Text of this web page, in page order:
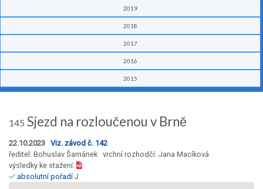
2019
2018
2017
2016
2015
145 Sjezd na rozloučenou v Brně
22.10.2023 Viz. závod č. 142
ředitel: Bohuslav Šamánek vrchní rozhodčí: Jana Macíková
výsledky ke stažení:
absolutní pořadíJ